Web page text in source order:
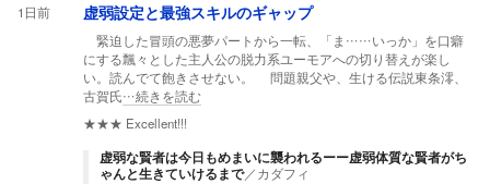
1日前 虚弱設定と最強スキルのギャップ
緊迫した冒頭の悪夢パートから一転、「ま……いっか」を口癖
にする飄々とした主人公の脱力系ユーモアへの切り替えが楽し
い。読んでて飽きさせない。 問題親父や、生ける伝説東条澪、
古賀氏…続きを読む
★★★ Excellent!!!
虚弱な賢者は今日もめまいに襲われるーー虚弱体質な賢者がち
ゃんと生きていけるまで／カダフィ